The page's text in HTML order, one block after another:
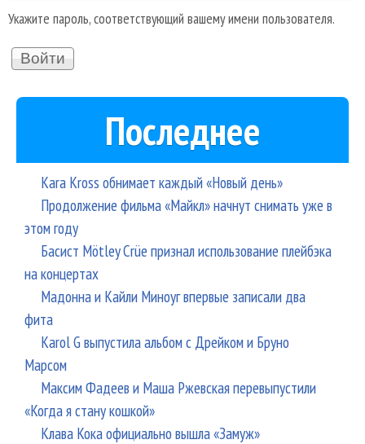
Укажите пароль, соответствующий вашему имени пользователя.
Последнее
Kara Kross обнимает каждый «Новый день»
Продолжение фильма «Майкл» начнут снимать уже в
этом году
Басист Mötley Crüe признал использование плейбэка
на концертах
Мадонна и Кайли Миноуг впервые записали два
фита
Karol G выпустила альбом с Дрейком и Бруно
Марсом
Максим Фадеев и Маша Ржевская перевыпустили
«Когда я стану кошкой»
Клава Кока официально вышла «Замуж»